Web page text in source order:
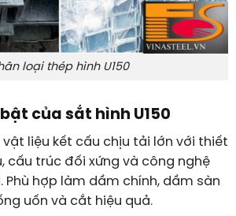
loại thép hình U150
của sắt hình U150
vật liệu kết cấu chịu tải lớn với thiết
cấu trúc đối xứng và công nghệ
Phù hợp làm dầm chính, dầm sàn
uốn và cắt hiệu quả.